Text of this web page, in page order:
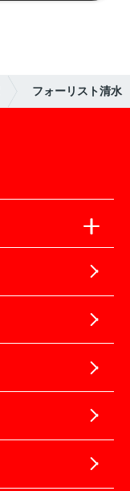
フォーリスト清水